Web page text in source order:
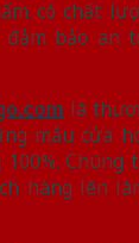
có chất
bảo an
là
mẫu cửa
hàng lên